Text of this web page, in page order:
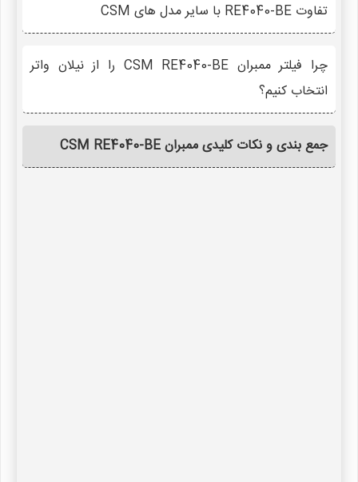
تفاوت RE4040-BE با سایر مدل های CSM
چرا فیلتر ممبران CSM RE4040-BE را از نیلان واتر
انتخاب کنیم؟
جمع بندی و نکات کلیدی ممبران CSM RE4040-BE